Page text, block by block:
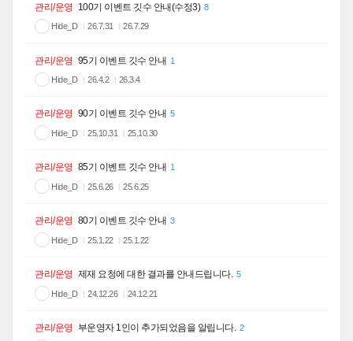
관리/운영 100기 이벤트 깃수 안내(수정3) 8
Hide_D 26.7.31 26.7.29
관리/운영 95기 이벤트 깃수 안내 1
Hide_D 26.4.2 26.3.4
관리/운영 90기 이벤트 깃수 안내 5
Hide_D 25.10.31 25.10.30
관리/운영 85기 이벤트 깃수 안내 1
Hide_D 25.6.26 25.6.25
관리/운영 80기 이벤트 깃수 안내 3
Hide_D 25.1.22 25.1.22
관리/운영 제재 요청에 대한 결과를 안내드립니다. 5
Hide_D 24.12.26 24.12.21
관리/운영 부운영자 1인이 추가되었음을 알립니다. 2